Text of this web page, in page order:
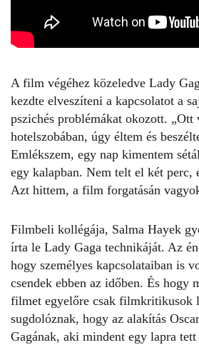
A film végéhez közeledve Lady
kezdte elveszíteni a kapcsolatot a
pszichés problémákat okozott. „Ott
hotelszobában, úgy éltem és
Emlékszem, egy nap kimentem
egy kalapban. Nem telt el két perc,
Azt hittem, a film forgatásán
Filmbeli kollégája, Salma Hayek
írta le Lady Gaga technikáját. Az
hogy személyes kapcsolataiban is
csendek ebben az időben. És hogy
filmet egyelőre csak filmkritikusok
sugdolóznak, hogy az alakítás
Gagának, aki mindent egy lapra